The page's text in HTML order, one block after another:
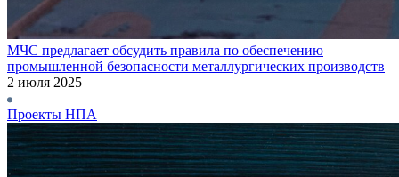
МЧС предлагает обсудить правила по обеспечению
промышленной безопасности металлургических производств
2 июля 2025
Проекты НПА